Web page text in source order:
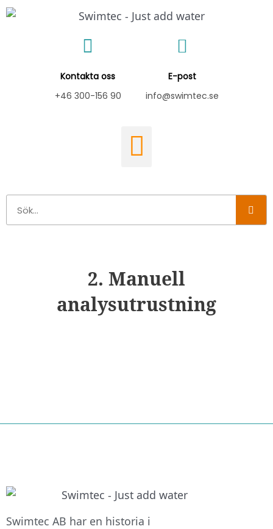
Hoppa
Kontakta oss
+46 300-156 90
E-post
info@swimtec.se
2. Manuell
analysutrustning
Swimtec AB har en historia i